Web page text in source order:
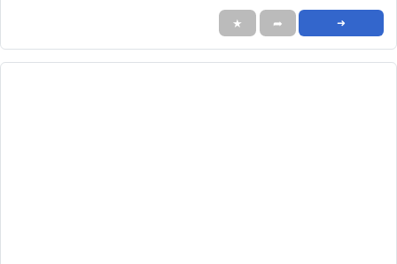
★ ➦ ➜